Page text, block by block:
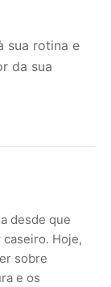
sua rotina e
da sua
desde que
Hoje,
sobre
e os